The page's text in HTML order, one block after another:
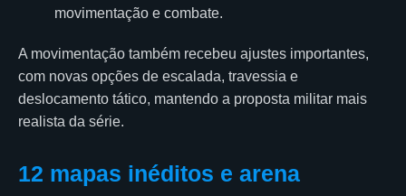
movimentação e combate.
A movimentação também recebeu ajustes importantes,
com novas opções de escalada, travessia e
deslocamento tático, mantendo a proposta militar mais
realista da série.
12 mapas inéditos e arena